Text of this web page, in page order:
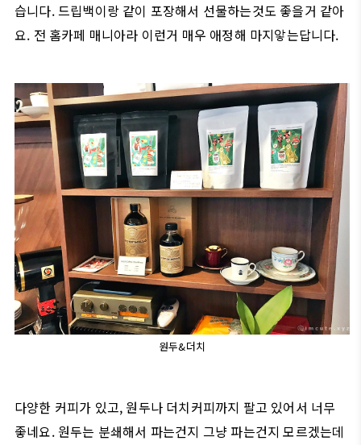
습니다. 드립백이랑 같이 포장해서 선물하는것도 좋을거 같아
요. 전 홈카페 매니아라 이런거 매우 애정해 마지앟는답니다.
원두&더치
다양한 커피가 있고, 원두나 더치커피까지 팔고 있어서 너무
좋네요. 원두는 분쇄해서 파는건지 그냥 파는건지 모르겠는데